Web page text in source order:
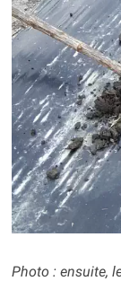
Photo : ensuite,